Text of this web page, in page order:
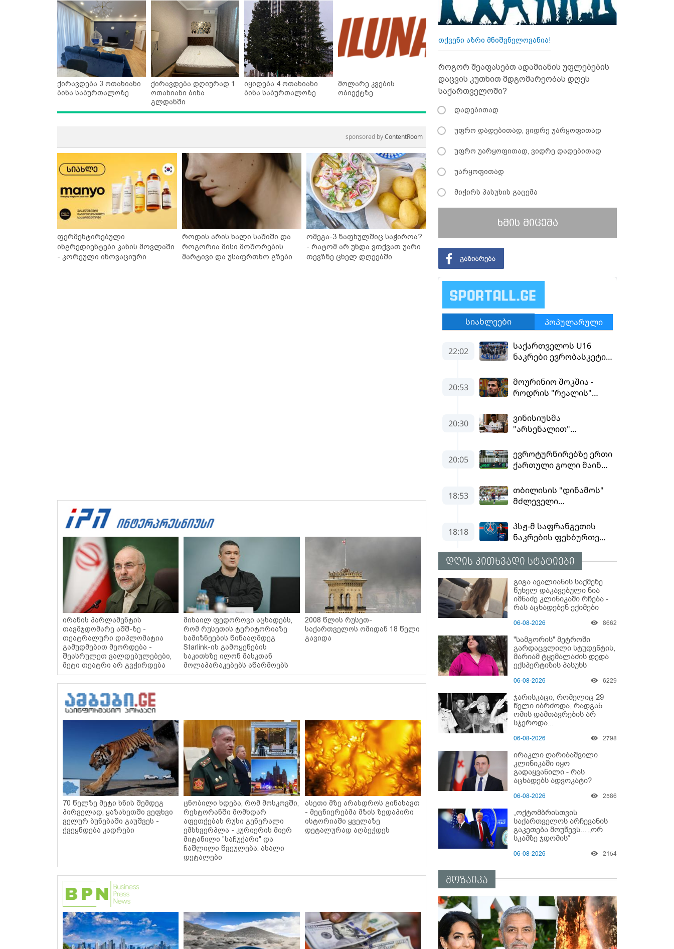
ქირავდება 3 ოთახიანი
ბინა საბურთალოზე
ქირავდება დღიურად 1
ოთახიანი ბინა
გლდანში
იყიდება 4 ოთახიანი
ბინა საბურთალოზე
მოლარე კვების
ობიექტზე
sponsored byContentRoom
ფერმენტირებული
ინგრედიენტები კანის მოვლაში
- კორეული ინოვაციური
როდის არის ხალი საშიში და
როგორია მისი მოშორების
მარტივი და უსაფრთხო გზები
ომეგა-3 ზაფხულშიც საჭიროა?
- რატომ არ უნდა ვთქვათ უარი
თევზზე ცხელ დღეებში
ირანის პარლამენტის
თავმჯდომარე აშშ-ზე -
თეატრალური დიპლომატია
გამუდმებით მეორდება -
შეასრულეთ ვალდებულებები,
მეტი თეატრი არ გვჭირდება
მიხაილ ფედოროვი აცხადებს,
რომ რუსეთის ტერიტორიაზე
სამიზნეების წინააღმდეგ
Starlink-ის გამოყენების
საკითხზე ილონ მასკთან
მოლაპარაკებებს აწარმოებს
2008 წლის რუსეთ-
საქართველოს ომიდან 18 წელი
გავიდა
70 წელზე მეტი ხნის შემდეგ
პირველად, ყაზახეთში ვეფხვი
ველურ ბუნებაში გაუშვეს -
ქვეყნდება კადრები
ცნობილი ხდება, რომ მოსკოვში,
რესტორანში მომხდარ
აფეთქებას რუსი გენერალი
ემსხვერპლა - კურიერის მიერ
მიტანილი "საჩუქარი" და
ჩაშლილი წვეულება: ახალი
დეტალები
ასეთი მზე არასდროს გინახავთ
- მეცნიერებმა მზის ზედაპირი
ისტორიაში ყველაზე
დეტალურად აღბეჭდეს
თქვენი აზრი მნიშვნელოვანია!
როგორ შეაფასებთ ადამიანის უფლებების
დაცვის კუთხით მდგომარეობას დღეს
საქართველოში?
დადებითად
უფრო დადებითად, ვიდრე უარყოფითად
უფრო უარყოფითად, ვიდრე დადებითად
უარყოფითად
მიჭირს პასუხის გაცემა
ხმის მიცემა
დღის კითხვადი სტატიები
გიგა ავალიანის საქმეზე
წუხელ დაკავებული ნია
იმნაძე კლინიკაში რჩება -
რას აცხადებენ ექიმები
06-08-2026 8662
"სამგორის" მეტროში
გარდაცვლილი სტუდენტის,
მარიამ ტყემალაძის დედა
ექსპერტიზის პასუხს
გოგონას გარდაცვალების
06-08-2026 6229
ჯარისკაცი, რომელიც 29
წელი იბრძოდა, რადგან
ომის დამთავრების არ
სჯეროდა...
06-08-2026 2798
ირაკლი ღარიბაშვილი
კლინიკაში იყო
გადაყვანილი - რას
აცხადებს ადვოკატი?
06-08-2026 2586
„ოქტომბრისთვის
საქართველოს არჩევანის
გაკეთება მოუწევს... „ორ
სკამზე ჯდომის“
დასრულდეს“ - მირიან
06-08-2026 2154
მოზაიკა